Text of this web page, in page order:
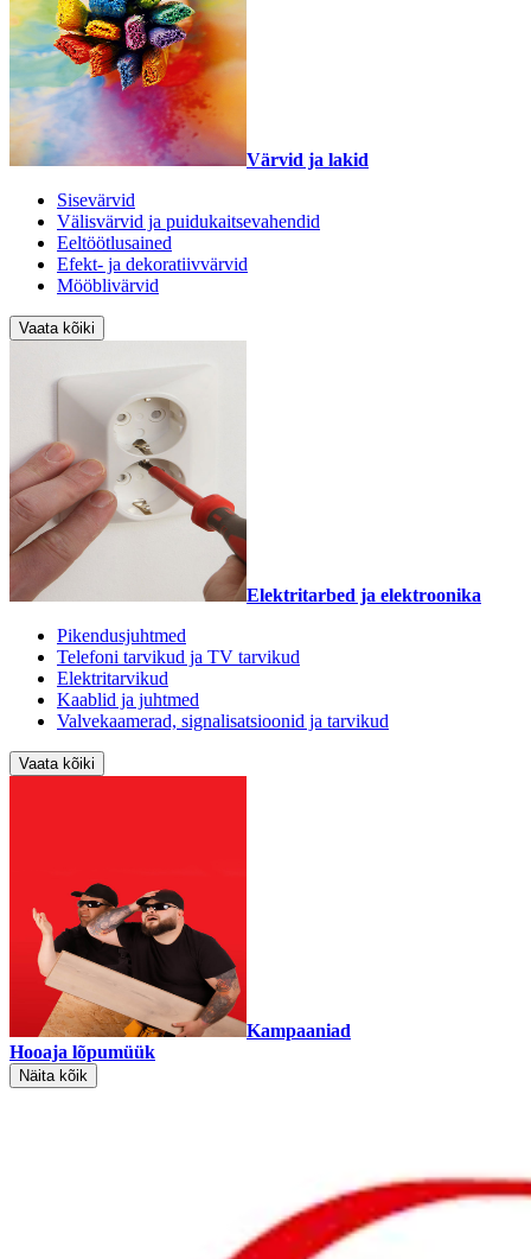
Värvid ja lakid
Sisevärvid
Välisvärvid ja puidukaitsevahendid
Eeltöötlusained
Efekt- ja dekoratiivvärvid
Mööblivärvid
Vaata kõiki
Elektritarbed ja elektroonika
Pikendusjuhtmed
Telefoni tarvikud ja TV tarvikud
Elektritarvikud
Kaablid ja juhtmed
Valvekaamerad, signalisatsioonid ja tarvikud
Vaata kõiki
Kampaaniad
Hooaja lõpumüük
Näita kõik